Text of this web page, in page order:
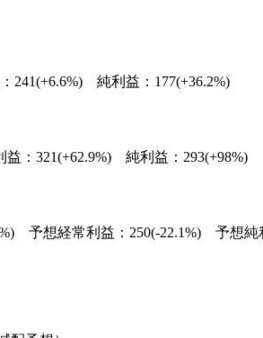
純利益：177(+36.2%)
：321(+62.9%) 純利益：293(+98%)
予想経常利益：250(-22.1%) 予想純